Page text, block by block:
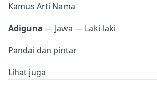
Kamus Arti Nama
Adiguna — Jawa — Laki-laki
Pandai dan pintar
Lihat juga